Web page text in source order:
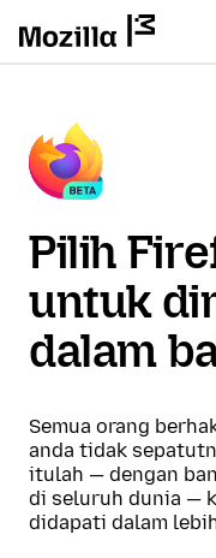
Pilih
untuk
dalam
Semua orang
anda tidak
itulah — dengan
di seluruh dunia —
didapati dalam